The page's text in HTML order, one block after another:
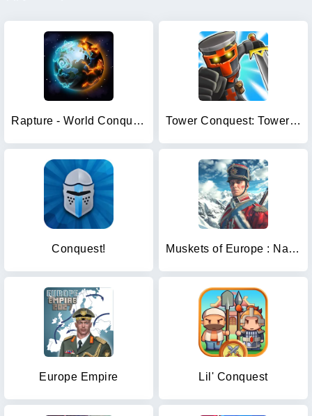
Rapture - World Conquest Tower Conquest: Tower Defense
Conquest! Muskets of Europe : Napoleon
Europe Empire Lil' Conquest